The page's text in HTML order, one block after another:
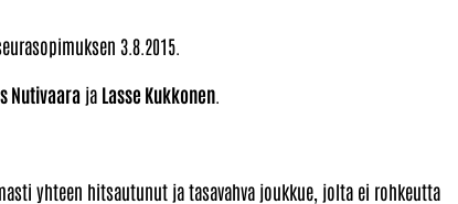
3.8.2015.
Nutivaara ja Lasse Kukkonen
yhteen hitsautunut ja tasavahva joukkue, jolta ei rohkeutta